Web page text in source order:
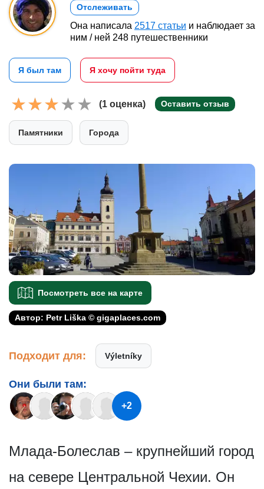
Отслеживать
Она написала 2517 статьи и наблюдает за
ним / ней 248 путешественники
Я был там Я хочу пойти туда
(1 оценка) Оставить отзыв
Памятники Города
Посмотреть все на карте
Автор: Petr Liška © gigaplaces.com
Подходит для: Výletníky
Они были там:
+2
Млада-Болеслав – крупнейший город
на севере Центральной Чехии. Он